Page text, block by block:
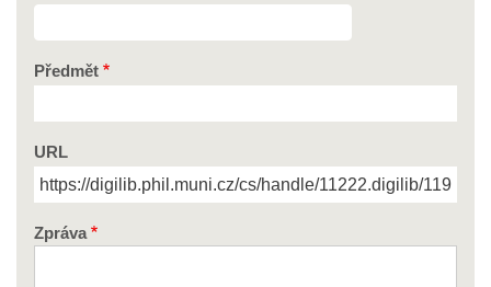
Předmět
URL
Zpráva